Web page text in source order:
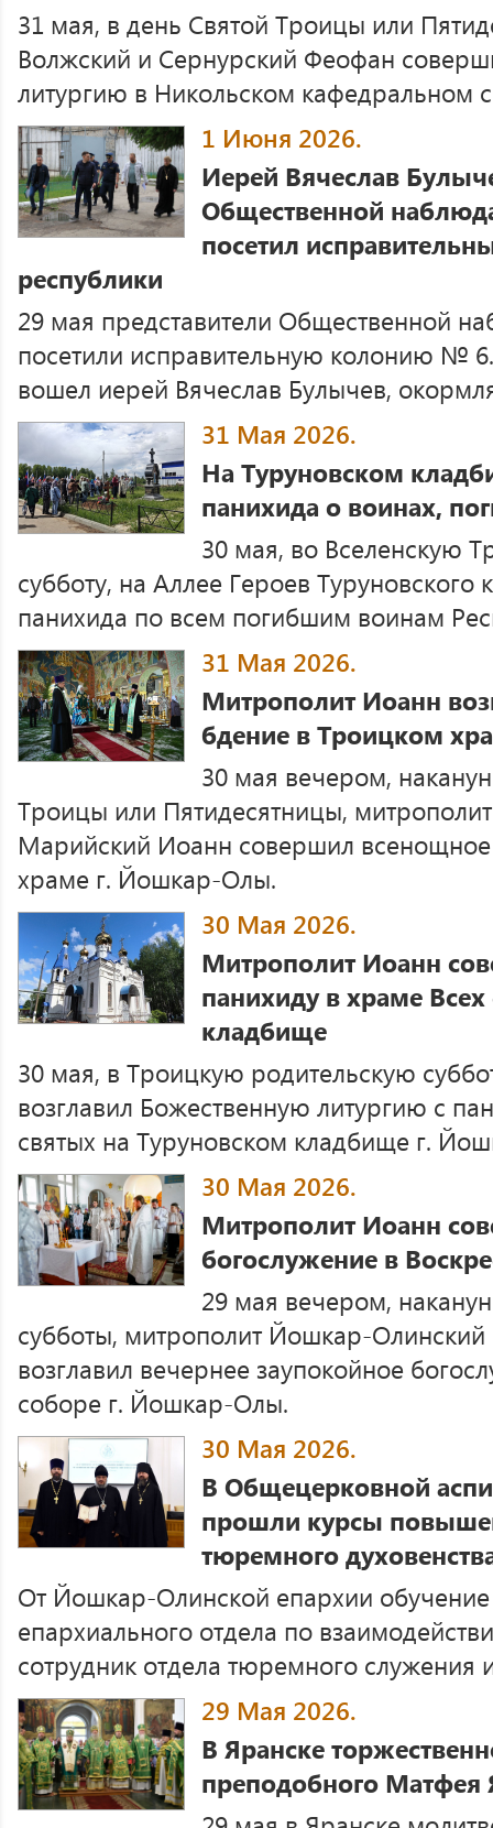
31 мая, в день Святой Троицы или
Волжский и Сернурский Феофан
литургию в Никольском кафедральном
1 Июня 2026.
Иерей Вячеслав
Общественной
посетил
республики
29 мая представители Общественной
посетили исправительную колонию №
вошел иерей Вячеслав Булычев,
31 Мая 2026.
На Туруновском
панихида о воинах,
30 мая, во Вселенскую
субботу, на Аллее Героев
панихида по всем погибшим воинам
31 Мая 2026.
Митрополит Иоанн
бдение в Троицком
30 мая вечером,
Троицы или Пятидесятницы,
Марийский Иоанн совершил
храме г. Йошкар-Олы.
30 Мая 2026.
Митрополит Иоанн
панихиду в храме
кладбище
30 мая, в Троицкую родительскую
возглавил Божественную литургию с
святых на Туруновском кладбище г.
30 Мая 2026.
Митрополит Иоанн
богослужение в
29 мая вечером,
субботы, митрополит Йошкар-
возглавил вечернее заупокойное
соборе г. Йошкар-Олы.
30 Мая 2026.
В Общецерковной
прошли курсы
тюремного
От Йошкар-Олинской епархии
епархиального отдела по
сотрудник отдела тюремного служения
29 Мая 2026.
В Яранске
преподобного Матфея